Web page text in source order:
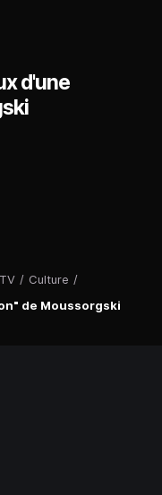
/ Culture /
de Moussorgski
d'une